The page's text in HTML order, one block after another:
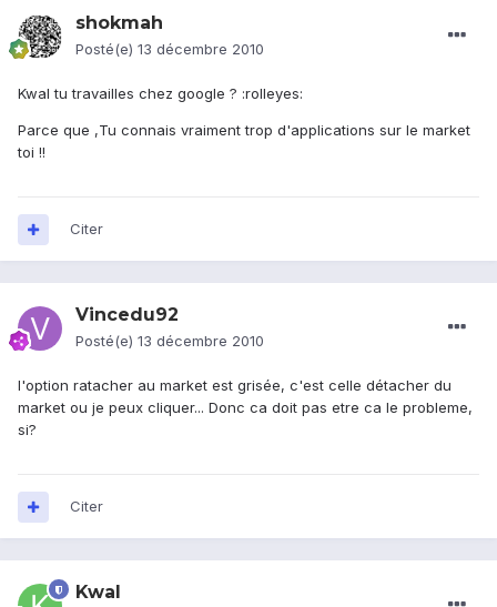
shokmah
Posté(e) 13 décembre 2010
Kwal tu travailles chez google ? :rolleyes:
Parce que ,Tu connais vraiment trop d'applications sur le market
toi !!
Citer
Vincedu92
Posté(e) 13 décembre 2010
l'option ratacher au market est grisée, c'est celle détacher du
market ou je peux cliquer... Donc ca doit pas etre ca le probleme,
si?
Citer
Kwal